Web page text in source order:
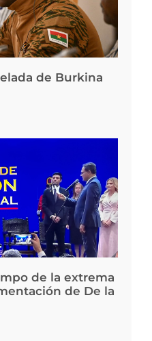
de Burkina
de la extrema
de De la